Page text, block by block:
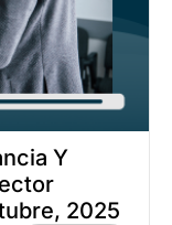
Y
2025